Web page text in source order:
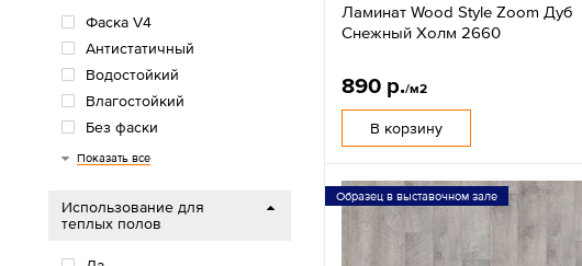
Ламинат Wood Style Zoom Дуб
Снежный Холм 2660
890 р./м2
В корзину
Образец в выставочном зале
Фаска V4
Антистатичный
Водостойкий
Влагостойкий
Без фаски
Фаска U4
Показать все
Использование для
теплых полов